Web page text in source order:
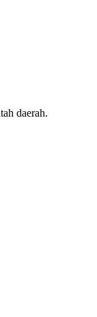
daerah.